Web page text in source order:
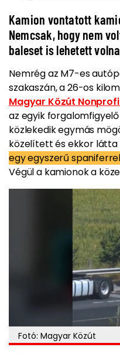
Kamion vontatott
Nemcsak, hogy nem
baleset is lehetett
Nemrég az M7-es
szakaszán, a 26-os
Magyar Közút
az egyik
közlekedik egymás
közelített és ekkor látta
egy egyszerű
Végül a kamionok a
Fotó: Magyar Közút